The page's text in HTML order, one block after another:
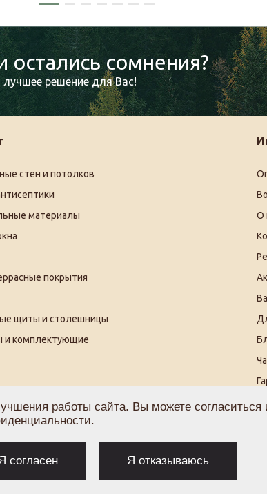
сомнения?
решение для Вас!
стен и потолков
материалы
покрытия
щиты и столешницы
и комплектующие
О
работы сайта. Вы можете согласиться
.
согласен Я отказываюсь